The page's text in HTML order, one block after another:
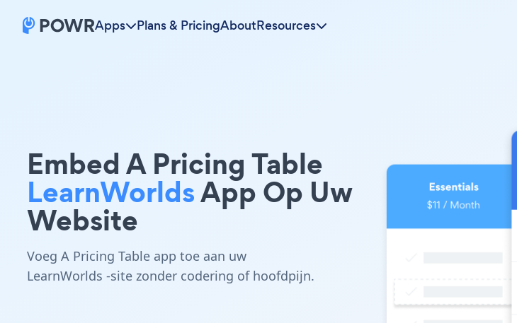
Apps Plans & PricingAboutResources
Embed A Pricing Table
LearnWorldsApp Op Uw
Website
Voeg A Pricing Table app toe aan uw
LearnWorlds -site zonder codering of hoofdpijn.